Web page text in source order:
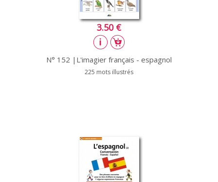
3.50 €
N° 152 |L'imagier français - espagnol
225 mots illustrés